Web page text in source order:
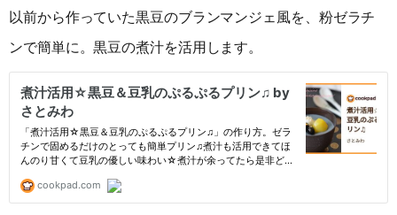
以前から作っていた黒豆のブランマンジェ風を、粉ゼラチ
ンで簡単に。黒豆の煮汁を活用します。